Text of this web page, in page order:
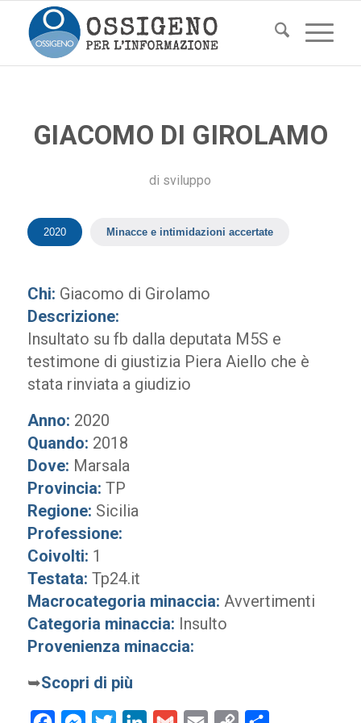
GIACOMO DI GIROLAMO
di sviluppo
2020 Minacce e intimidazioni accertate
Chi: Giacomo di Girolamo
Descrizione:
Insultato su fb dalla deputata M5S e
testimone di giustizia Piera Aiello che è
stata rinviata a giudizio
Anno: 2020
Quando: 2018
Dove: Marsala
Provincia: TP
Regione: Sicilia
Professione:
Coivolti: 1
Testata: Tp24.it
Macrocategoria minaccia: Avvertimenti
Categoria minaccia: Insulto
Provenienza minaccia:
➥Scopri di più